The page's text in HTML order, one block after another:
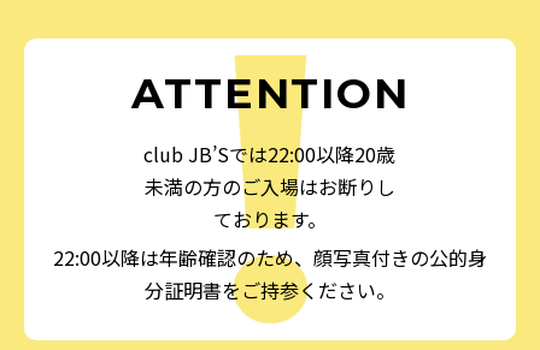
ATTENTION
club JB’Sでは22:00以降20歳
未満の方のご入場はお断りし
ております。
22:00以降は年齢確認のため、顔写真付きの公的身
分証明書をご持参ください。